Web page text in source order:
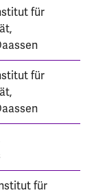
für
für
für